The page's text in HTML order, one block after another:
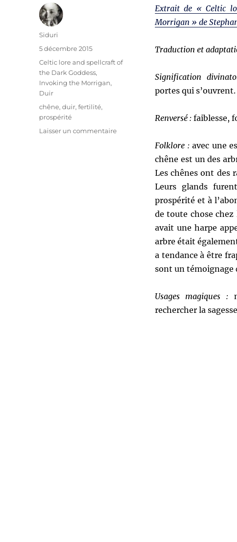
Extrait de « Celtic
Morrigan » de
Traduction et
Signification
portes qui s’ouvrent.
Renversé :faiblesse,
Folklore :avec une
chêne est un des
Les chênes ont des
Leurs glands
prospérité et à
de toute chose chez
avait une harpe
arbre était
a tendance à être
sont un témoignage
Usages magiques :
rechercher la
Auteur
Siduri
Publié
le
5 décembre 2015
Catégories
Celtic lore and spellcraft of
the Dark Goddess,
Invoking the Morrigan,
Duir
Étiquettes
chêne,duir,fertilité,
prospérité
Laisser un commentairesur